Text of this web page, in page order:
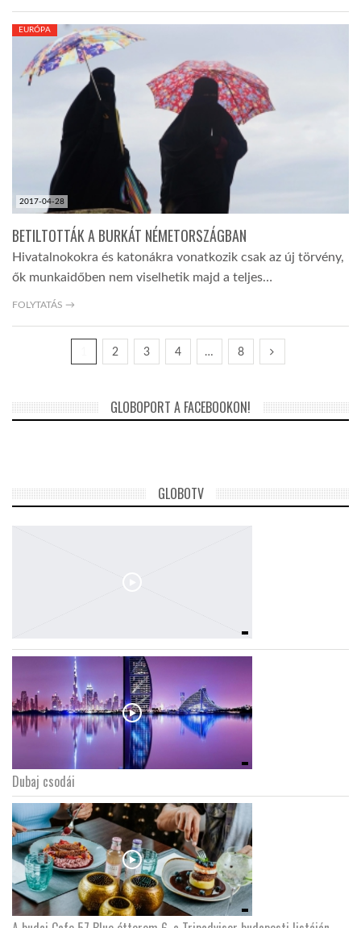
2017-04-28
EURÓPA
BETILTOTTÁK A BURKÁT NÉMETORSZÁGBAN
Hivatalnokokra és katonákra vonatkozik csak az új törvény,
ők munkaidőben nem viselhetik majd a teljes…
FOLYTATÁS →
2 3 4 … 8
GLOBOPORT A FACEBOOKON!
GLOBOTV
Dubaj csodái